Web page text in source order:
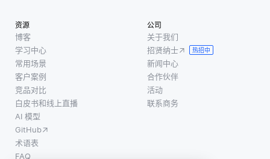
资源
博客
学习中心
常用场景
客户案例
竞品对比
白皮书和线上直播
AI 模型
GitHub
术语表
FAQ
公司
关于我们
招贤纳士
热招中
新闻中心
合作伙伴
活动
联系商务